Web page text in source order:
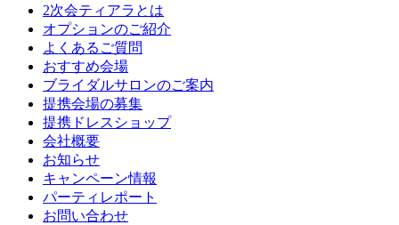
2次会ティアラとは
オプションのご紹介
よくあるご質問
おすすめ会場
ブライダルサロンのご案内
提携会場の募集
提携ドレスショップ
会社概要
お知らせ
キャンペーン情報
パーティレポート
お問い合わせ